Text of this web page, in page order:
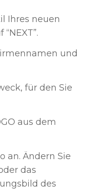
Ihres neuen
und
für den Sie
aus dem
an. Ändern Sie
das
des